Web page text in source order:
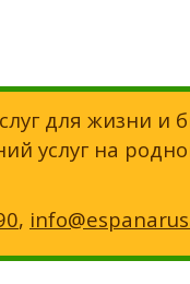
для жизни и
услуг на
,